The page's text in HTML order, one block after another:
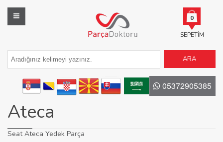
SEPETIM
0
ARA
05372905385
Ateca
Seat Ateca Yedek Parça